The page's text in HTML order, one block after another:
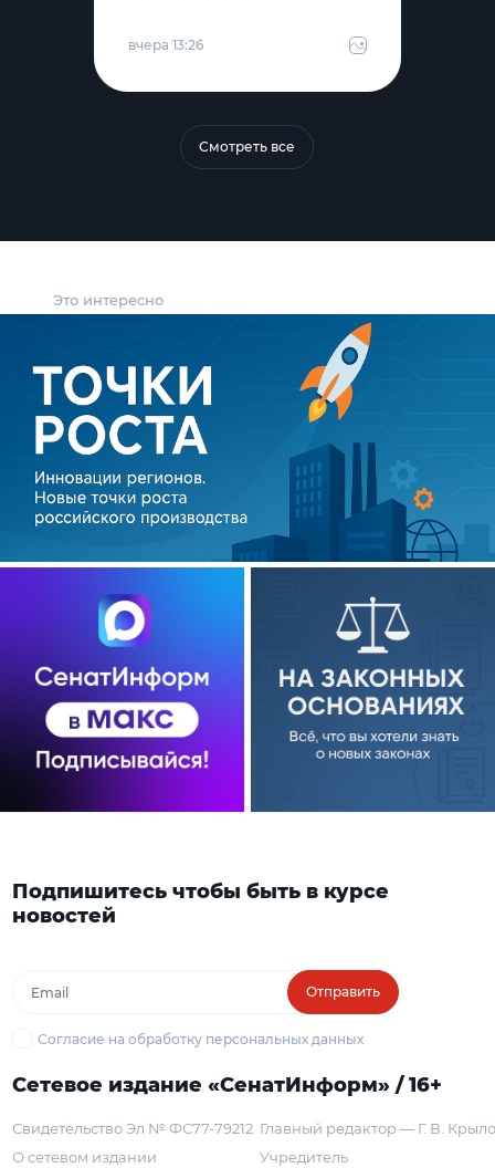
Это интересно
вчера 13:26
Смотреть все
Подпишитесь чтобы быть в курсе
новостей
Отправить
Согласие на обработку персональных данных
Сетевое издание «СенатИнформ» / 16+
Свидетельство Эл № ФС77-79212
О сетевом издании
Главный редактор — Г. В.
Учредитель